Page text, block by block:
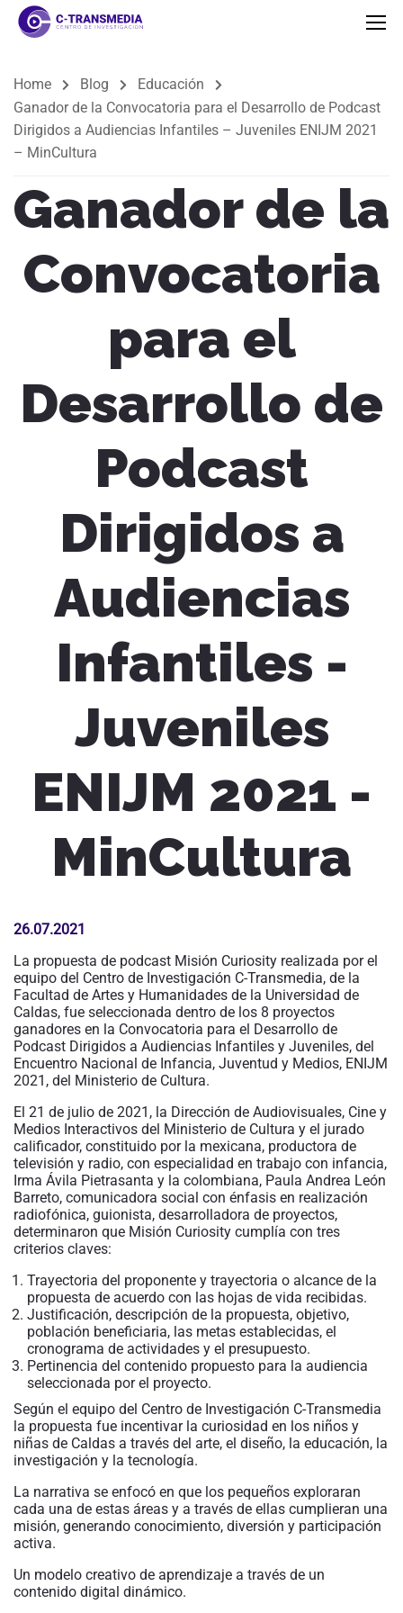
Home Blog
Educación
Ganador de la Convocatoria para el Desarrollo de Podcast
Dirigidos a Audiencias Infantiles – Juveniles ENIJM 2021
– MinCultura
Ganador de la
Convocatoria
para el
Desarrollo de
Podcast
Dirigidos a
Audiencias
Infantiles -
Juveniles
ENIJM 2021 -
MinCultura
26.07.2021
La propuesta de podcast Misión Curiosity realizada por el
equipo del Centro de Investigación C-Transmedia, de la
Facultad de Artes y Humanidades de la Universidad de
Caldas, fue seleccionada dentro de los 8 proyectos
ganadores en la Convocatoria para el Desarrollo de
Podcast Dirigidos a Audiencias Infantiles y Juveniles, del
Encuentro Nacional de Infancia, Juventud y Medios, ENIJM
2021, del Ministerio de Cultura.
El 21 de julio de 2021, la Dirección de Audiovisuales, Cine y
Medios Interactivos del Ministerio de Cultura y el jurado
calificador, constituido por la mexicana, productora de
televisión y radio, con especialidad en trabajo con infancia,
Irma Ávila Pietrasanta y la colombiana, Paula Andrea León
Barreto, comunicadora social con énfasis en realización
radiofónica, guionista, desarrolladora de proyectos,
determinaron que Misión Curiosity cumplía con tres
criterios claves:
Trayectoria del proponente y trayectoria o alcance de la
propuesta de acuerdo con las hojas de vida recibidas.
Justificación, descripción de la propuesta, objetivo,
población beneficiaria, las metas establecidas, el
cronograma de actividades y el presupuesto.
Pertinencia del contenido propuesto para la audiencia
seleccionada por el proyecto.
Según el equipo del Centro de Investigación C-Transmedia
la propuesta fue incentivar la curiosidad en los niños y
niñas de Caldas a través del arte, el diseño, la educación, la
investigación y la tecnología.
La narrativa se enfocó en que los pequeños exploraran
cada una de estas áreas y a través de ellas cumplieran una
misión, generando conocimiento, diversión y participación
activa.
Un modelo creativo de aprendizaje a través de un
contenido digital dinámico.